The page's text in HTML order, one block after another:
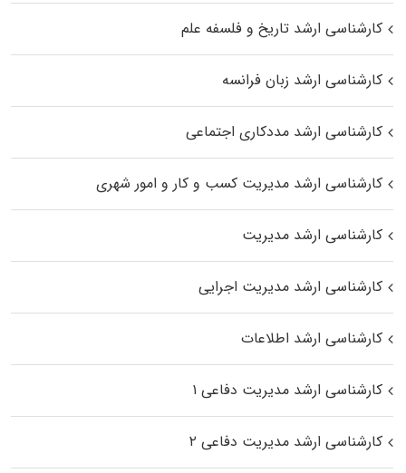
کارشناسی ارشد تاریخ و فلسفه علم
کارشناسی ارشد زبان فرانسه
کارشناسی ارشد مددکاری اجتماعی
کارشناسی ارشد مدیریت کسب و کار و امور شهری
کارشناسی ارشد مدیریت
کارشناسی ارشد مدیریت اجرایی
کارشناسی ارشد اطلاعات
کارشناسی ارشد مدیریت دفاعی ۱
کارشناسی ارشد مدیریت دفاعی ۲